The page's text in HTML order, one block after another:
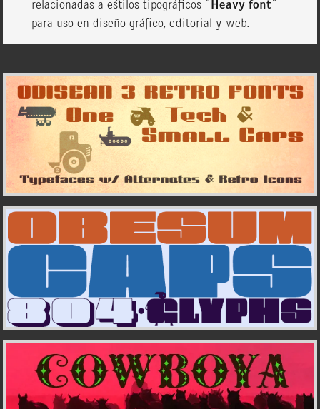
relacionadas a estilos tipográficos "Heavy font"
para uso en diseño gráfico, editorial y web.